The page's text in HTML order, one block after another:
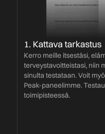
1. Kattava tarkastus
Kerro meille itsestäsi,
terveystavoitteistasi, niin
sinulta testataan. Voit
Peak-paneelimme.
toimipisteessä.